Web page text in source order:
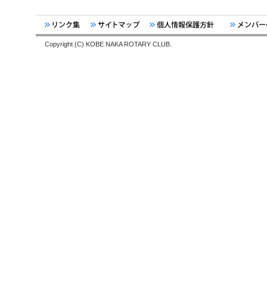
Copyright (C) KOBE NAKA ROTARY CLUB.